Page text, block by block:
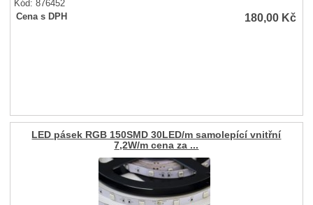
Kód: 876452
Cena s DPH
180,00 Kč
LED pásek RGB 150SMD 30LED/m samolepící vnitřní
7,2W/m cena za ...